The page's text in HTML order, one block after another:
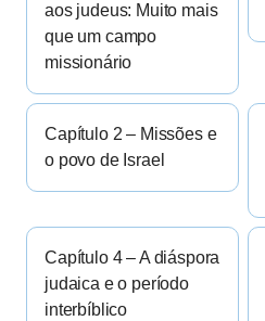
aos judeus: Muito mais
que um campo
missionário
Capítulo 2 – Missões e
o povo de Israel
Capítulo 4 – A diáspora
judaica e o período
interbíblico